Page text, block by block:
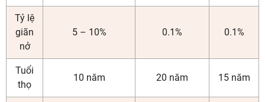
Tỷ lệ
giãn
nở
5 – 10% 0.1% 0.1%
Tuổi
thọ
10 năm 20 năm 15 năm